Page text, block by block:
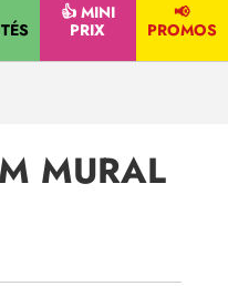
👍 MINI
PRIX
📢
PROMOS
MURAL